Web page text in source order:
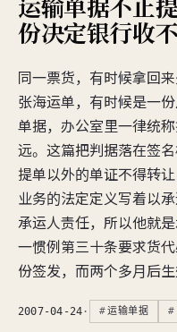
份决定银行收
同一票货，有时候拿回
张海运单，有时候是一
单据，办公室里一律统
远。这篇把判据落在签
提单以外的单证不得转
业务的法定定义写着以
承运人责任，所以他就
一惯例第三十条要求货
份签发，而两个多月后
2007-04-24 · 运输单据